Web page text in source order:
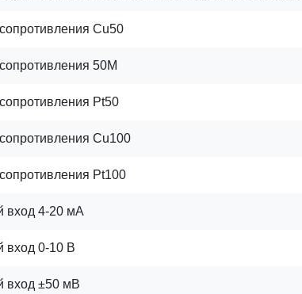
Cu50
50M
Pt50
Cu100
Pt100
вход 4-20 мА
вход 0-10 В
вход ±50 мВ